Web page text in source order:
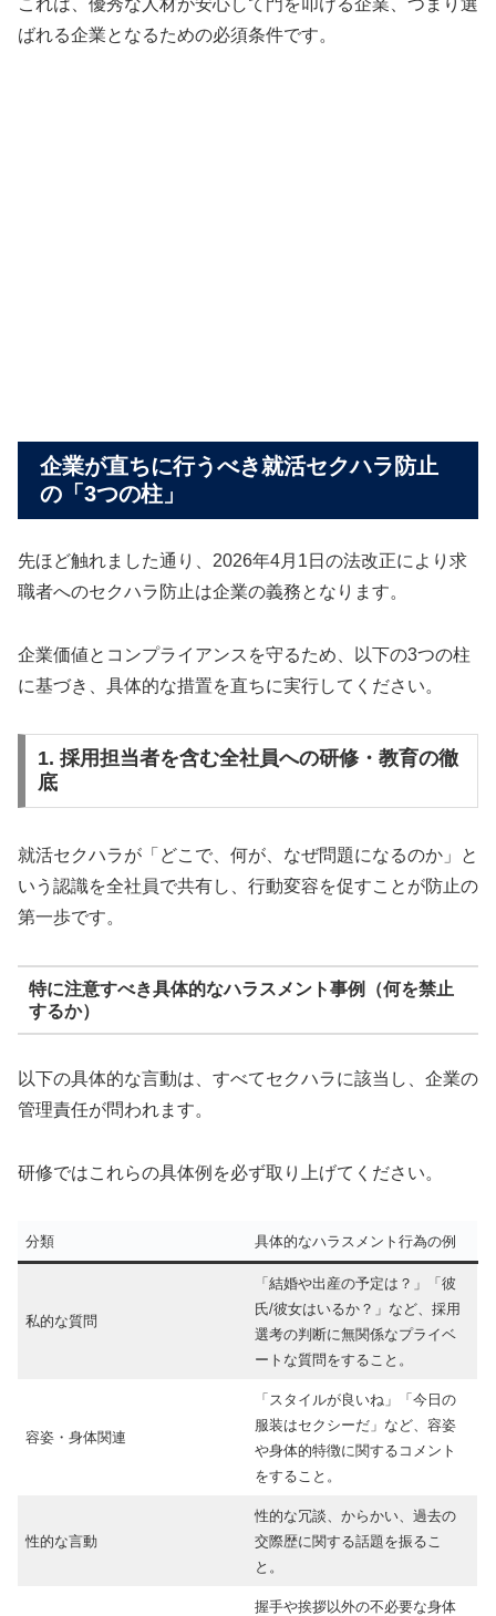
これは、優秀な人材が安心して門を叩ける企業、つまり選
ばれる企業となるための必須条件です。
企業が直ちに行うべき就活セクハラ防止
の「3つの柱」
先ほど触れました通り、2026年4月1日の法改正により求
職者へのセクハラ防止は企業の義務となります。
企業価値とコンプライアンスを守るため、以下の3つの柱
に基づき、具体的な措置を直ちに実行してください。
1. 採用担当者を含む全社員への研修・教育の徹
底
就活セクハラが「どこで、何が、なぜ問題になるのか」と
いう認識を全社員で共有し、行動変容を促すことが防止の
第一歩です。
特に注意すべき具体的なハラスメント事例（何を禁止
するか）
以下の具体的な言動は、すべてセクハラに該当し、企業の
管理責任が問われます。
研修ではこれらの具体例を必ず取り上げてください。
分類 具体的なハラスメント行為の例
私的な質問
「結婚や出産の予定は？」「彼
氏/彼女はいるか？」など、採用
選考の判断に無関係なプライベ
ートな質問をすること。
容姿・身体関連
「スタイルが良いね」「今日の
服装はセクシーだ」など、容姿
や身体的特徴に関するコメント
をすること。
性的な言動
性的な冗談、からかい、過去の
交際歴に関する話題を振るこ
と。
握手や挨拶以外の不必要な身体